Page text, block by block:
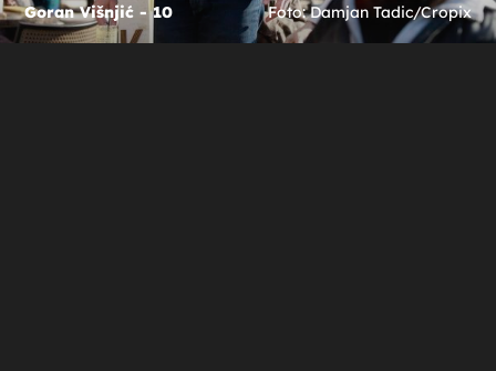
Goran Višnjić - 10 Foto: Damjan Tadic/Cropix